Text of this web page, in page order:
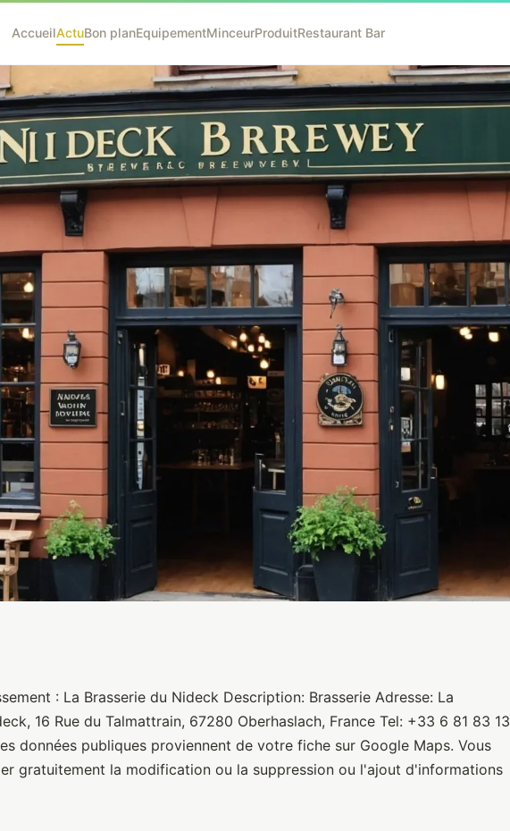
AccueilActuBon planEquipementMinceurProduitRestaurant Bar
: La Brasserie du Nideck Description: Brasserie Adresse: La
16 Rue du Talmattrain, 67280 Oberhaslach, France Tel: +33 6 81 83 13
données publiques proviennent de votre fiche sur Google Maps. Vous
gratuitement la modification ou la suppression ou l'ajout d'informations